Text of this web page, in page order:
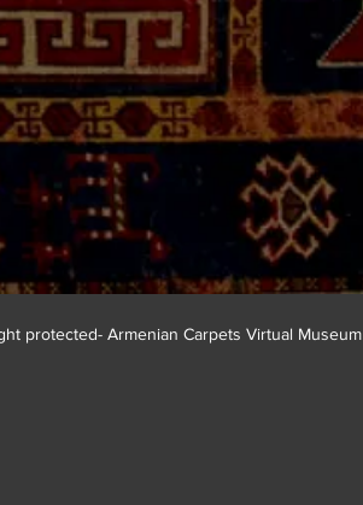
protected- Armenian Carpets Virtual Museum